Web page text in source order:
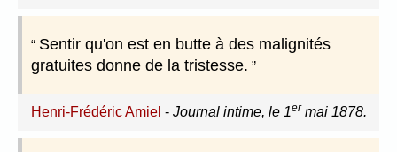
Sentir qu'on est en butte à des malignités
gratuites donne de la tristesse.
Henri-Frédéric Amiel - Journal intime, le 1er mai 1878.